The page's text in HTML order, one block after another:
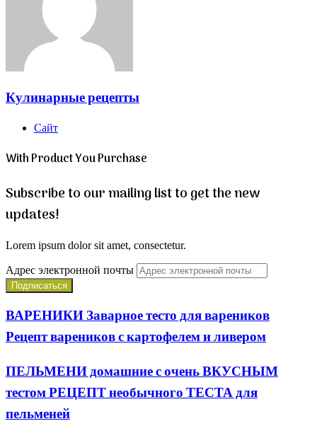
Кулинарные рецепты
Сайт
With Product You Purchase
Subscribe to our mailing list to get the new
updates!
Lorem ipsum dolor sit amet, consectetur.
Адрес электронной почты
ВАРЕНИКИ Заварное тесто для вареников
Рецепт вареников с картофелем и ливером
ПЕЛЬМЕНИ домашние с очень ВКУСНЫМ
тестом РЕЦЕПТ необычного ТЕСТА для
пельменей